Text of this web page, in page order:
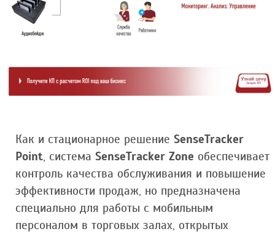
Как и стационарное решение SenseTracker
Point, система SenseTracker Zone обеспечивает
контроль качества обслуживания и повышение
эффективности продаж, но предназначена
специально для работы с мобильным
персоналом в торговых залах, открытых